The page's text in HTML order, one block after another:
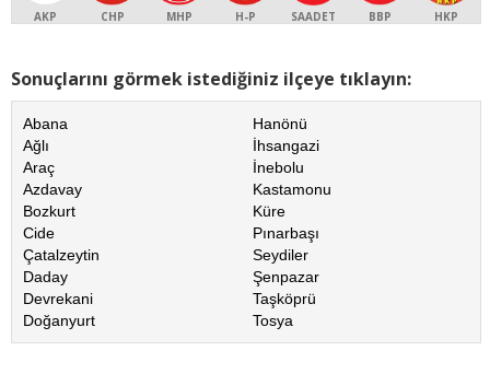
AKP CHP MHP H-P SAADET BBP HKP
Sonuçlarını görmek istediğiniz ilçeye tıklayın:
Abana
Ağlı
Araç
Azdavay
Bozkurt
Cide
Çatalzeytin
Daday
Devrekani
Doğanyurt
Hanönü
İhsangazi
İnebolu
Kastamonu
Küre
Pınarbaşı
Seydiler
Şenpazar
Taşköprü
Tosya